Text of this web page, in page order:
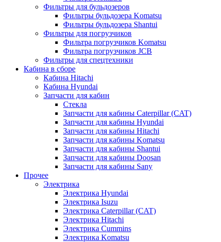
Фильтры для бульдозеров
Фильтры бульдозера Komatsu
Фильтры бульдозера Shantui
Фильтры для погрузчиков
Фильтра погрузчиков Komatsu
Фильтра погрузчиков JCB
Фильтры для спецтехники
Кабина в сборе
Кабина Hitachi
Кабина Hyundai
Запчасти для кабин
Стекла
Запчасти для кабины Caterpillar (CAT)
Запчасти для кабины Hyundai
Запчасти для кабины Hitachi
Запчасти для кабины Komatsu
Запчасти для кабины Shantui
Запчасти для кабины Doosan
Запчасти для кабины Sany
Прочее
Электрика
Электрика Hyundai
Электрика Isuzu
Электрика Caterpillar (CAT)
Электрика Hitachi
Электрика Cummins
Электрика Komatsu